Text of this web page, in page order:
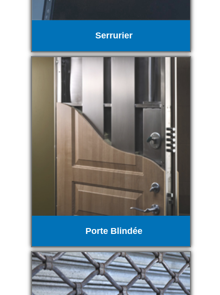
Serrurier
Porte Blindée